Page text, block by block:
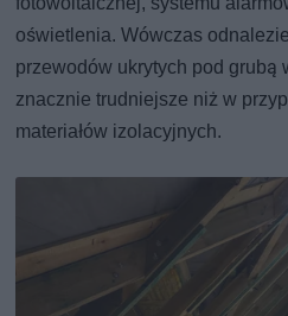
oświetlenia. Wówczas
przewodów ukrytych pod grubą
znacznie trudniejsze niż w
materiałów izolacyjnych.